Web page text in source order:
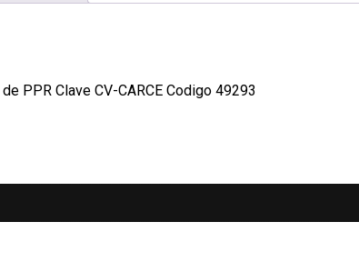
PPR Clave CV-CARCE Codigo 49293